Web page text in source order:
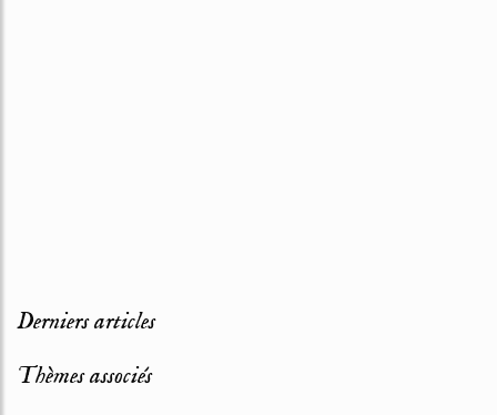
Derniers articles
Thèmes associés